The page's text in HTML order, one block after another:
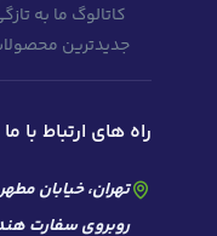
کاتالوگ ما به
جدیدترین
راه های ارتباط با ما
تهران، خیابان